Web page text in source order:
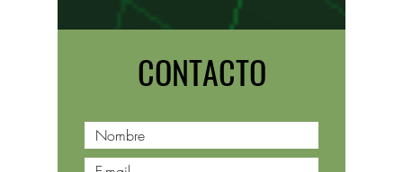
CONTACTO